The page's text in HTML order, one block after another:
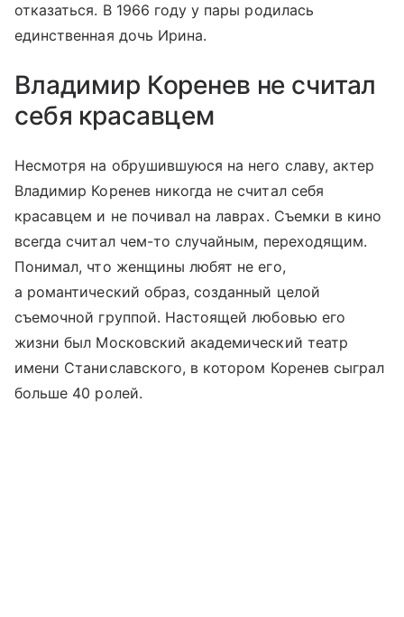
отказаться. В 1966 году у пары родилась
единственная дочь Ирина.
Владимир Коренев не считал
себя красавцем
Несмотря на обрушившуюся на него славу, актер
Владимир Коренев никогда не считал себя
красавцем и не почивал на лаврах. Съемки в кино
всегда считал чем-то случайным, переходящим.
Понимал, что женщины любят не его,
а романтический образ, созданный целой
съемочной группой. Настоящей любовью его
жизни был Московский академический театр
имени Станиславского, в котором Коренев сыграл
больше 40 ролей.